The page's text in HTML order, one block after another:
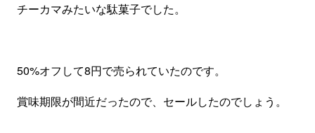
チーカマみたいな駄菓子でした。
50%オフして8円で売られていたのです。
賞味期限が間近だったので、セールしたのでしょう。